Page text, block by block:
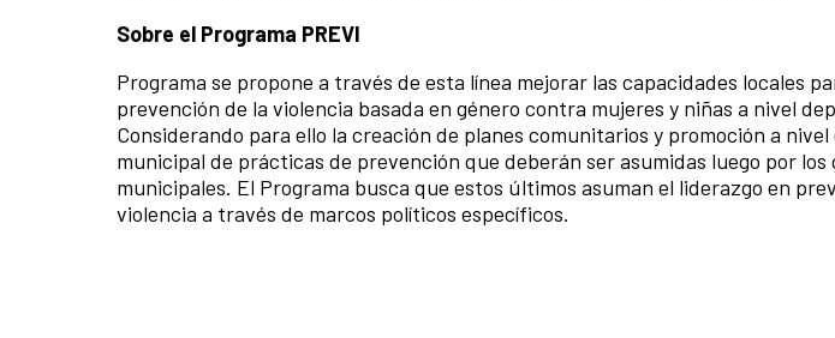
Sobre el Programa PREVI
Programa se propone a través de esta línea mejorar las capacidades locales
prevención de la violencia basada en género contra mujeres y niñas a nivel
Considerando para ello la creación de planes comunitarios y promoción a
municipal de prácticas de prevención que deberán ser asumidas luego por los
municipales. El Programa busca que estos últimos asuman el liderazgo en
violencia a través de marcos políticos específicos.